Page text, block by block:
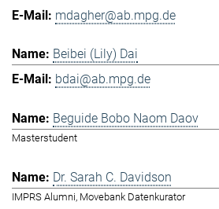
mdagher@ab.mpg.de
Beibei (Lily) Dai
bdai@ab.mpg.de
Beguide Bobo Naom Daov
Masterstudent
Dr. Sarah C. Davidson
IMPRS Alumni, Movebank Datenkurator